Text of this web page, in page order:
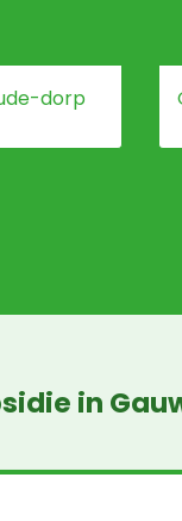
dorp
in